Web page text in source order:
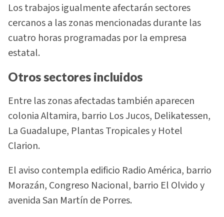
Los trabajos igualmente afectarán sectores
cercanos a las zonas mencionadas durante las
cuatro horas programadas por la empresa
estatal.
Otros sectores incluidos
Entre las zonas afectadas también aparecen
colonia Altamira, barrio Los Jucos, Delikatessen,
La Guadalupe, Plantas Tropicales y Hotel
Clarion.
El aviso contempla edificio Radio América, barrio
Morazán, Congreso Nacional, barrio El Olvido y
avenida San Martín de Porres.